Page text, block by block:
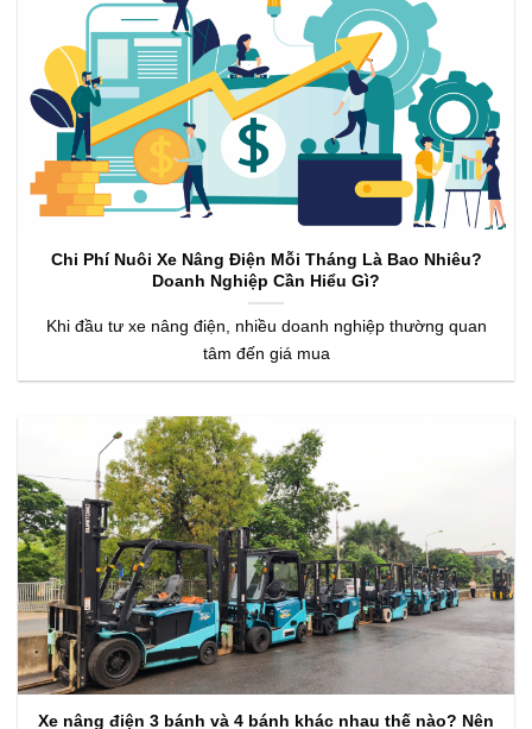
Chi Phí Nuôi Xe Nâng Điện Mỗi Tháng Là Bao Nhiêu?
Doanh Nghiệp Cần Hiểu Gì?
Khi đầu tư xe nâng điện, nhiều doanh nghiệp thường quan
tâm đến giá mua
Xe nâng điện 3 bánh và 4 bánh khác nhau thế nào? Nên